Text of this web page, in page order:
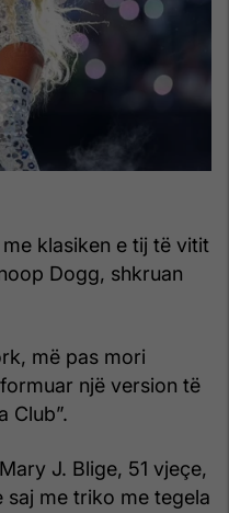
klasiken e tij të vitit
Dogg, shkruan
më pas mori
një version të
Club”.
J. Blige, 51 vjeçe,
saj me triko me tegela